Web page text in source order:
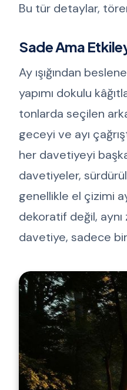
Bu tür detaylar,
Sade Ama
Ay ışığından
yapımı dokulu
tonlarda seçilen
geceyi ve ayı
her davetiyeyi
davetiyeler,
genellikle el çizimi
dekoratif değil,
davetiye, sadece